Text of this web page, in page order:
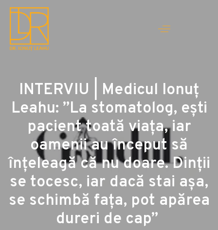
INTERVIU | Medicul Ionuț
Leahu: ”La stomatolog, ești
pacient toată viața, iar
oamenii au început să
înțeleagă că nu doare. Dinții
se tocesc, iar dacă stai așa,
se schimbă fața, pot apărea
dureri de cap”